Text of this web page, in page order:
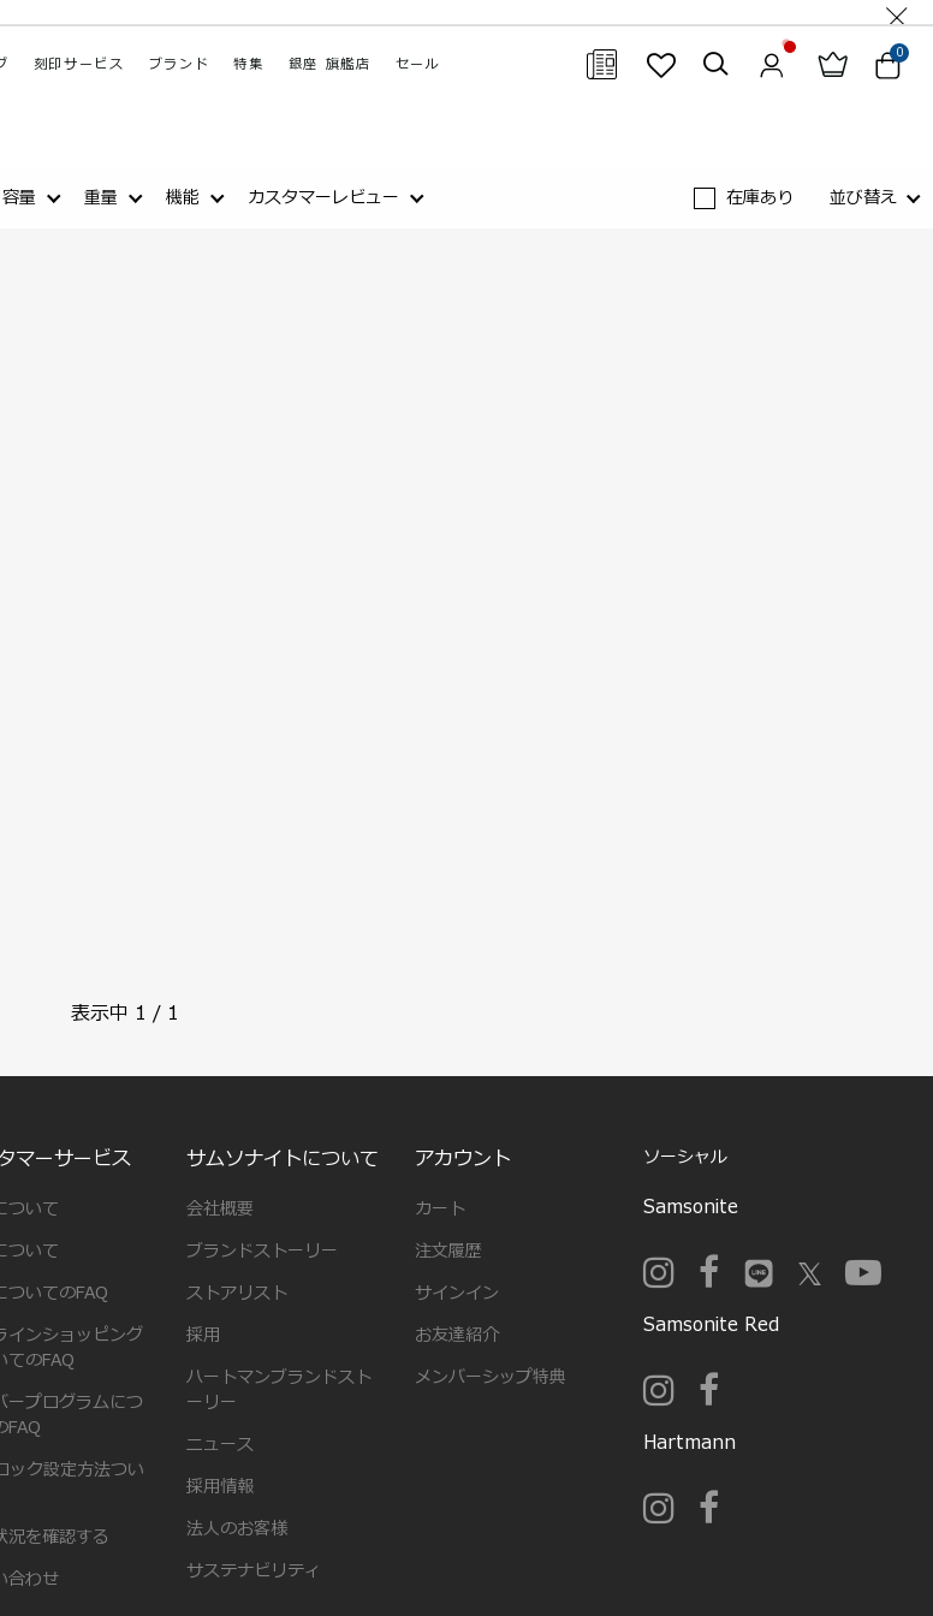
刻印サービス ブランド 特集 銀座 旗艦店 セール
0
容量 重量 機能 カスタマーレビュー 在庫あり 並び替え
表示中 1 / 1
マーサービス
ついて
ついて
ついてのFAQ
インショッピング
てのFAQ
ープログラムにつ
FAQ
ック設定方法つい
況を確認する
合わせ
サムソナイトについて
会社概要
ブランドストーリー
ストアリスト
採用
ハートマンブランドスト
ーリー
ニュース
採用情報
法人のお客様
サステナビリティ
アカウント
カート
注文履歴
サインイン
お友達紹介
メンバーシップ特典
ソーシャル
Samsonite
Samsonite Red
Hartmann